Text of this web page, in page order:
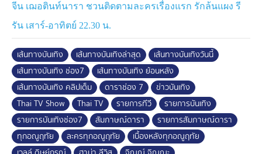
จีน เฌอตินท์นารา ชวนติดตามละครเรื่องแรก รักล้นแผง รี
รัน เสาร์-อาทิตย์ 22.30 น.
เส้นทางบันเทิง เส้นทางบันเทิงล่าสุด
เส้นทางบันเทิงวันนี้
เส้นทางบันเทิง ช่อง7
เส้นทางบันเทิง ย้อนหลัง
เส้นทางบันเทิง คลิปเต็ม
ดาราช่อง 7
ข่าวบันเทิง
Thai TV Show
Thai TV รายการทีวี
รายการบันเทิง
รายการบันเทิงช่อง7
สัมภาษณ์ดารา
รายการสัมภาษณ์ดารา
ทุกอณูฤทัย
ละครทุกอณูฤทัย
เบื้องหลังทุกอณูฤทัย